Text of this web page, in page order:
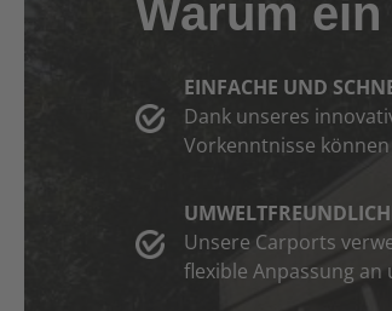
Warum
EINFACHE UND
Dank unseres
Vorkenntnisse
Unsere Carports
flexible Anpassung